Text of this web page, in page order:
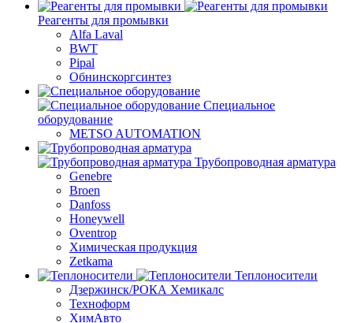
Реагенты для промывки
Alfa Laval
BWT
Pipal
Обнинскоргсинтез
Специальное
оборудование
METSO AUTOMATION
Трубопроводная арматура
Genebre
Broen
Danfoss
Honeywell
Oventrop
Химическая продукция
Zetkama
Теплоносители
Дзержинск/РОКА Хемикалс
Техноформ
ХимАвто